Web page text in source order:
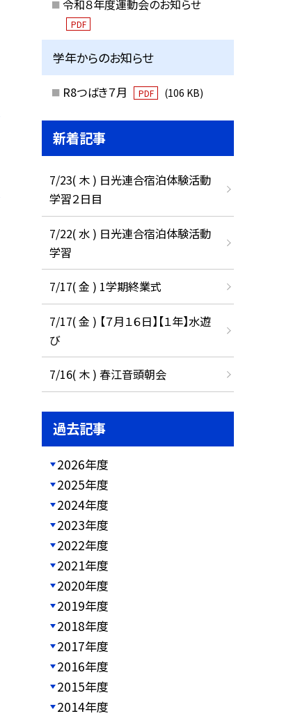
令和８年度運動会のお知らせ
PDF
学年からのお知らせ
R8つばき７月 PDF (106 KB)
新着記事
7/23( 木 ) 日光連合宿泊体験活動
学習２日目
7/22( 水 ) 日光連合宿泊体験活動
学習
7/17( 金 ) 1学期終業式
7/17( 金 ) 【７月１６日】【１年】水遊
び
7/16( 木 ) 春江音頭朝会
過去記事
2026年度
2025年度
2024年度
2023年度
2022年度
2021年度
2020年度
2019年度
2018年度
2017年度
2016年度
2015年度
2014年度